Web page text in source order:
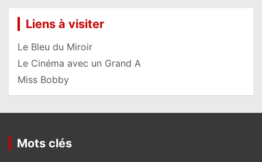
Liens à visiter
Le Bleu du Miroir
Le Cinéma avec un Grand A
Miss Bobby
Mots clés